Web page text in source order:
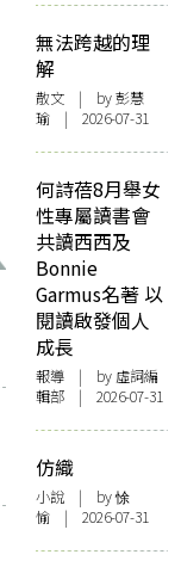
無法跨越的理
解
散文 | by 彭慧
瑜 | 2026-07-31
何詩蓓8月舉女
性專屬讀書會
共讀西西及
Bonnie
Garmus名著 以
閱讀啟發個人
成長
報導 | by 虛詞編
輯部 | 2026-07-31
仿織
小說 | by 悇
愉 | 2026-07-31